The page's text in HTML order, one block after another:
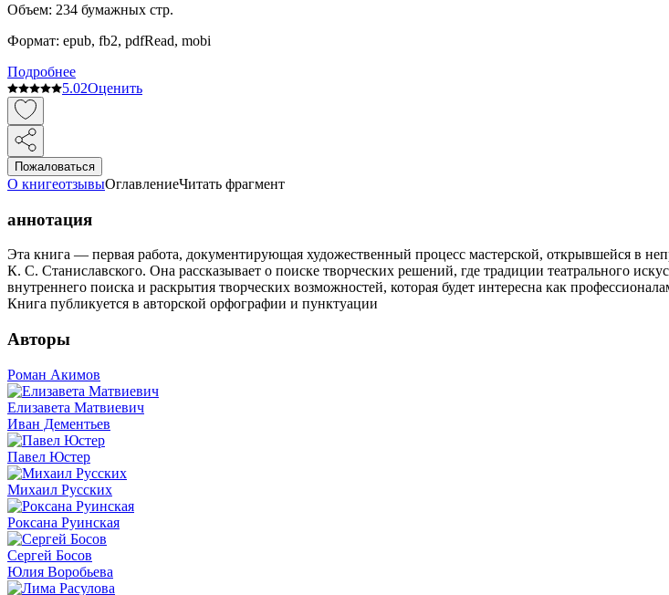
Объем: 234 бумажных стр.
Формат: epub, fb2, pdfRead, mobi
Подробнее
5.02Оценить
Пожаловаться
О книгеотзывыОглавлениеЧитать фрагмент
аннотация
Эта книга — первая работа, документирующая художественный процесс мастерской, открывшейся в
К. С. Станиславского. Она рассказывает о поиске творческих решений, где традиции театрального
внутреннего поиска и раскрытия творческих возможностей, которая будет интересна как
Книга публикуется в авторской орфографии и пунктуации
Авторы
Роман Акимов
Елизавета Матвиевич
Иван Дементьев
Павел Юстер
Михаил Русских
Роксана Руинская
Сергей Босов
Юлия Воробьева